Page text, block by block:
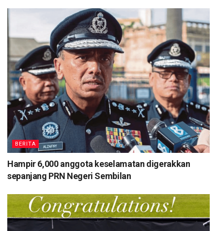
BERITA
Hampir 6,000 anggota keselamatan digerakkan
sepanjang PRN Negeri Sembilan